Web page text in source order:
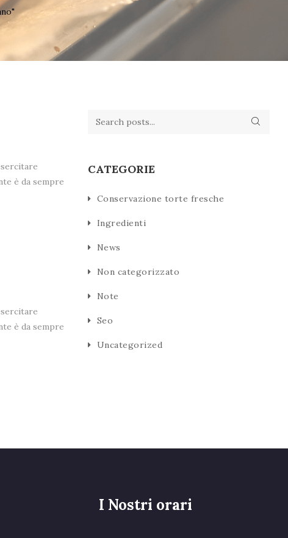
è da sempre
è da sempre
CATEGORIE
Conservazione torte fresche
Ingredienti
News
Non categorizzato
Note
Seo
Uncategorized
I Nostri orari